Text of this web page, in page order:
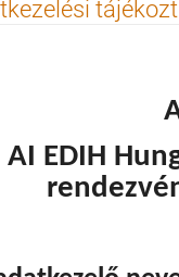
AI EDIH